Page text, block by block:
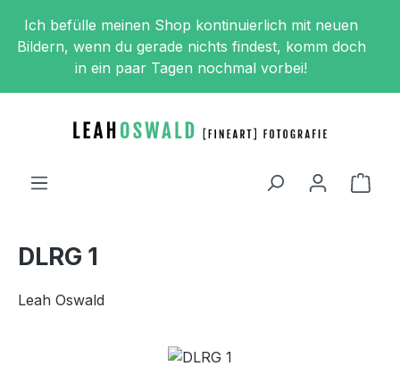
Zum Hauptinhalt springen
Ich befülle meinen Shop kontinuierlich mit neuen
Bildern, wenn du gerade nichts findest, komm doch
in ein paar Tagen nochmal vorbei!
DLRG 1
Leah Oswald
Bildergalerie überspringen